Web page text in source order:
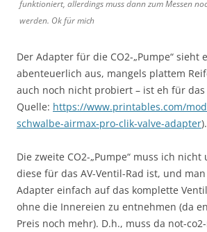
funktioniert, allerdings muss dann zum Messen
werden. Ok für mich
Der Adapter für die CO2-„Pumpe“ sieht
abenteuerlich aus, mangels plattem
auch noch nicht probiert – ist eh für das
Quelle: https://www.printables.com/
schwalbe-airmax-pro-clik-valve-adapter).
Die zweite CO2-„Pumpe“ muss ich
diese für das AV-Ventil-Rad ist, und man
Adapter einfach auf das komplette
ohne die Innereien zu entnehmen (da
Preis noch mehr). D.h., muss da not-